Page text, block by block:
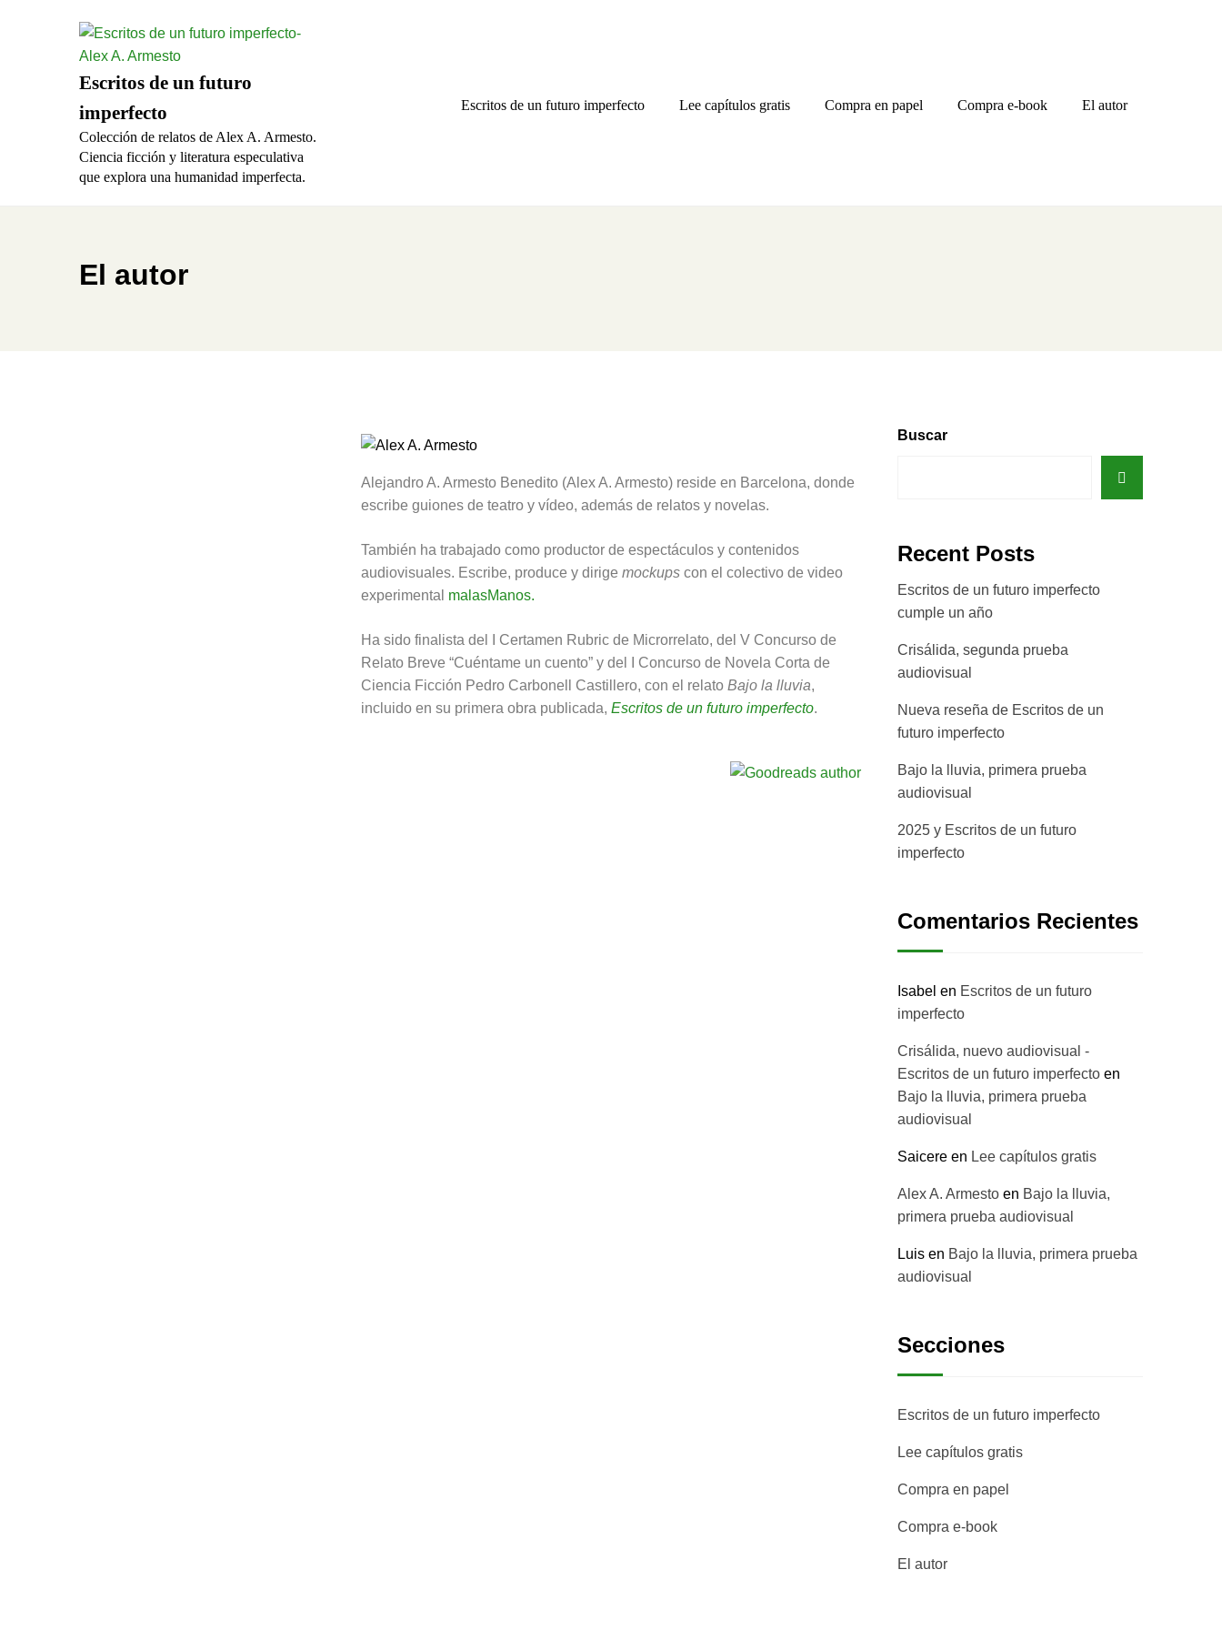
Escritos de un futuro
imperfecto
Colección de relatos de Alex A. Armesto.
Ciencia ficción y literatura especulativa
que explora una humanidad imperfecta.
Escritos de un futuro imperfecto Lee capítulos gratis Compra en papel Compra e-book El autor
El autor
Alejandro A. Armesto Benedito (Alex A. Armesto) reside en Barcelona, donde
escribe guiones de teatro y vídeo, además de relatos y novelas.
También ha trabajado como productor de espectáculos y contenidos
audiovisuales. Escribe, produce y dirige mockups con el colectivo de video
experimental malasManos.
Ha sido finalista del I Certamen Rubric de Microrrelato, del V Concurso de
Relato Breve “Cuéntame un cuento” y del I Concurso de Novela Corta de
Ciencia Ficción Pedro Carbonell Castillero, con el relato Bajo la lluvia,
incluido en su primera obra publicada, Escritos de un futuro imperfecto.
Buscar
Recent Posts
Escritos de un futuro imperfecto
cumple un año
Crisálida, segunda prueba
audiovisual
Nueva reseña de Escritos de un
futuro imperfecto
Bajo la lluvia, primera prueba
audiovisual
2025 y Escritos de un futuro
imperfecto
Comentarios Recientes
Isabel en Escritos de un futuro
imperfecto
Crisálida, nuevo audiovisual -
Escritos de un futuro imperfecto en
Bajo la lluvia, primera prueba
audiovisual
Saicere en Lee capítulos gratis
Alex A. Armesto en Bajo la lluvia,
primera prueba audiovisual
Luis en Bajo la lluvia, primera prueba
audiovisual
Secciones
Escritos de un futuro imperfecto
Lee capítulos gratis
Compra en papel
Compra e-book
El autor